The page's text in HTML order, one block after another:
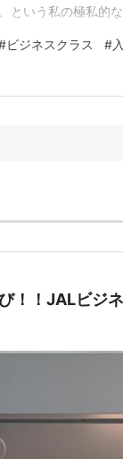
という私の極私的
で決めるため、非
…
ビジネスクラス #
！！JALビジ